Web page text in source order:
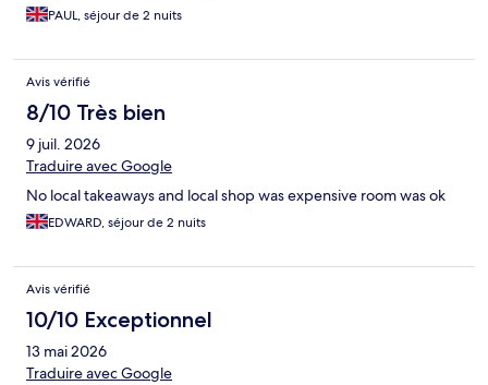
PAUL, séjour de 2 nuits
Avis vérifié
8/10 Très bien
9 juil. 2026
Traduire avec Google
No local takeaways and local shop was expensive room was ok
EDWARD, séjour de 2 nuits
Avis vérifié
10/10 Exceptionnel
13 mai 2026
Traduire avec Google